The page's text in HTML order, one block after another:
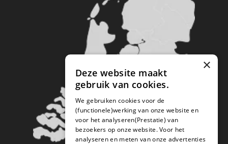
×
Deze website maakt
gebruik van cookies.
We gebruiken cookies voor de
(functionele)werking van onze website en
voor het analyseren(Prestatie) van
bezoekers op onze website. Voor het
analyseren en meten van onze advertenties